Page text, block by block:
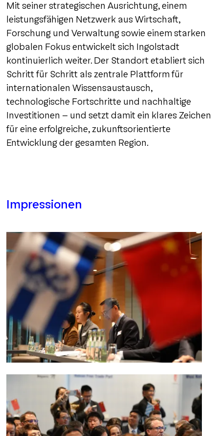
Mit seiner strategischen Ausrichtung, einem
leistungsfähigen Netzwerk aus Wirtschaft,
Forschung und Verwaltung sowie einem starken
globalen Fokus entwickelt sich Ingolstadt
kontinuierlich weiter. Der Standort etabliert sich
Schritt für Schritt als zentrale Plattform für
internationalen Wissensaustausch,
technologische Fortschritte und nachhaltige
Investitionen – und setzt damit ein klares Zeichen
für eine erfolgreiche, zukunftsorientierte
Entwicklung der gesamten Region.
Impressionen